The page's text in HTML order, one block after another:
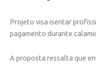
Projeto visa isentar
pagamento durante
A proposta ressalta que